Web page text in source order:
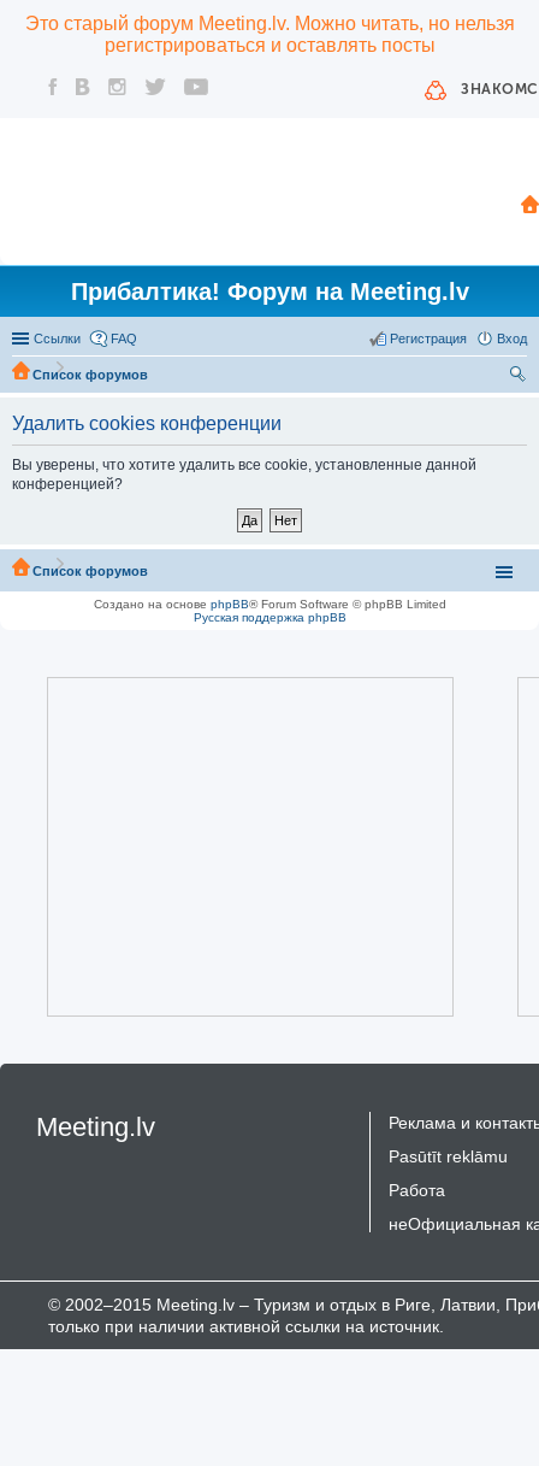
Это старый форум Meeting.lv. Можно читать, но нельзя
регистрироваться и оставлять посты
Прибалтика! Форум на Meeting.lv
Ссылки FAQ Вход
Регистрация
Список форумов
Удалить cookies конференции
Вы уверены, что хотите удалить все cookie, установленные данной
конференцией?
Список форумов
Создано на основе phpBB® Forum Software © phpBB Limited
Русская поддержка phpBB
Meeting.lv
Реклама и
Pasūtīt reklāmu
Работа
неОфициальная
© 2002–2015 Meeting.lv – Туризм и отдых в Риге, Латвии,
только при наличии активной ссылки на источник.